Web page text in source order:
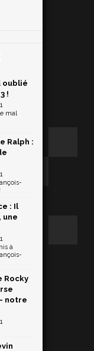
oublié
!
mal
Ralph :
: Il
une
à
Rocky
notre